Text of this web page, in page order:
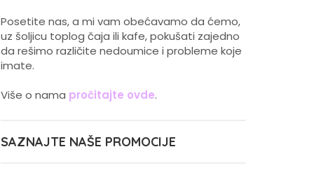
Posetite nas, a mi vam obećavamo da ćemo,
uz šoljicu toplog čaja ili kafe, pokušati zajedno
da rešimo različite nedoumice i probleme koje
imate.
Više o nama pročitajte ovde.
SAZNAJTE NAŠE PROMOCIJE